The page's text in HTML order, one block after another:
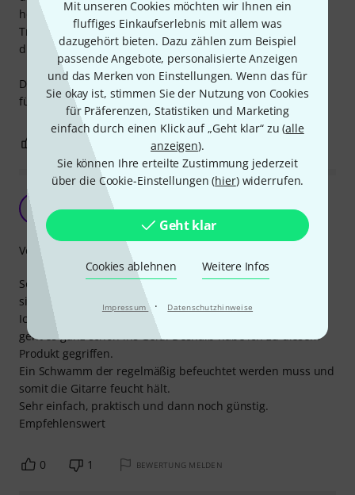
Mit unseren Cookies möchten wir Ihnen ein
fluffiges Einkaufserlebnis mit allem was
dazugehört bieten. Dazu zählen zum Beispiel
passende Angebote, personalisierte Anzeigen
und das Merken von Einstellungen. Wenn das für
Sie okay ist, stimmen Sie der Nutzung von Cookies
für Präferenzen, Statistiken und Marketing
einfach durch einen Klick auf „Geht klar“ zu (alle
anzeigen).
Sie können Ihre erteilte Zustimmung jederzeit
über die Cookie-Einstellungen (hier) widerrufen.
Geht klar
Cookies ablehnen Weitere Infos
Impressum · Datenschutzhinweise
hoher E-Saite lege. Das funktioniert, aber nur im Liegen.
Transportiert man die Gitarre fliegt der Befeuchter dann
durch die Gegend.
Da ich eh nur liegend im Koffer befeuchte, funktioniert es
für mich.
1 BEWERTUNG MELDEN
Absolut Top!
Bluesman79 26.11.2021
Sowas braucht jeder der eine vollmassive Gitarre hat und
sie im Koffer lagert.
Ich habe sonst die Humipacks benutzt, aber mit der Zeit
geht es ganz schön ins Geld. Deshalb habe ich zu diesem
Produkt gegriffen.
Ein Schwamm der regelmäßig befeuchtet werden muss und
somit die Gitarre feucht hält.
Sehr einfach, praktisch und dann noch günstig.
Empfehlenswert
Verarbeitung
0 1 BEWERTUNG MELDEN